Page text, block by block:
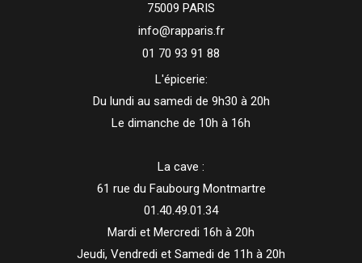
75009 PARIS
info@rapparis.fr
01 70 93 91 88
L'épicerie:
Du lundi au samedi de 9h30 à 20h
Le dimanche de 10h à 16h
La cave :
61 rue du Faubourg Montmartre
01.40.49.01.34
Mardi et Mercredi 16h à 20h
Jeudi, Vendredi et Samedi de 11h à 20h